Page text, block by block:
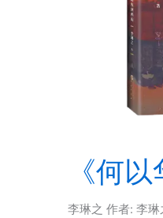
《何以
李琳之 作者: 李